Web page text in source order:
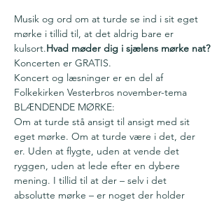
Musik og ord om at turde se ind i sit eget
mørke i tillid til, at det aldrig bare er
kulsort.Hvad møder dig i sjælens mørke nat?
Koncerten er GRATIS.
Koncert og læsninger er en del af
Folkekirken Vesterbros november-tema
BLÆNDENDE MØRKE:
Om at turde stå ansigt til ansigt med sit
eget mørke. Om at turde være i det, der
er. Uden at flygte, uden at vende det
ryggen, uden at lede efter en dybere
mening. I tillid til at der – selv i det
absolutte mørke – er noget der holder